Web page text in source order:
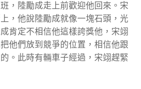
陸勵成走上前歡迎他回來。宋
，他說陸勵成就像一塊石頭，光
肯定不相信他這樣誇獎他，宋翊
他們放到競爭的位置，相信他跟
。此時有輛車子經過，宋翊趕緊